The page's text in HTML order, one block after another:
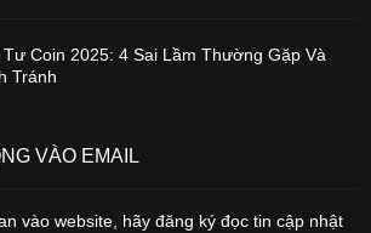
Coin 2025: 4 Sai Lầm Thường Gặp Và
Tránh
VÀO EMAIL
vào website, hãy đăng ký đọc tin cập nhật